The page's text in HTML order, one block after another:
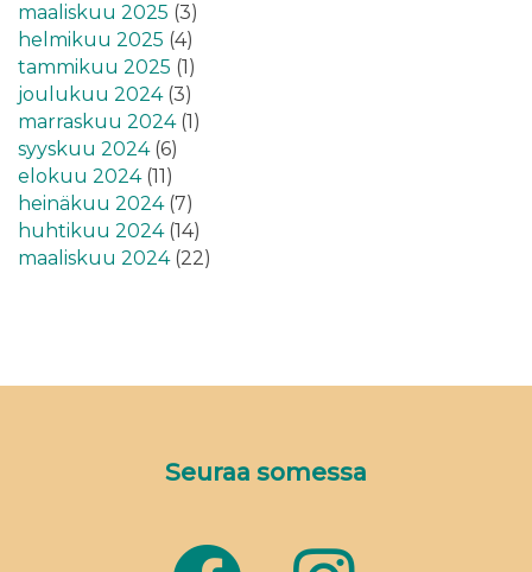
maaliskuu 2025 (3)
helmikuu 2025 (4)
tammikuu 2025 (1)
joulukuu 2024(3)
marraskuu 2024(1)
syyskuu 2024(6)
elokuu 2024(11)
heinäkuu 2024(7)
huhtikuu 2024(14)
maaliskuu 2024(22)
Seuraa somessa